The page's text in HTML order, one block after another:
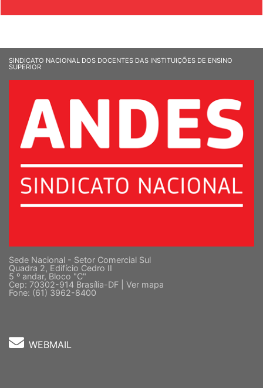
SINDICATO NACIONAL DOS DOCENTES DAS INSTITUIÇÕES DE ENSINO
SUPERIOR
Sede Nacional - Setor Comercial Sul
Quadra 2, Edifício Cedro II
5 º andar, Bloco "C"
Cep: 70302-914 Brasília-DF | Ver mapa
Fone: (61) 3962-8400
WEBMAIL